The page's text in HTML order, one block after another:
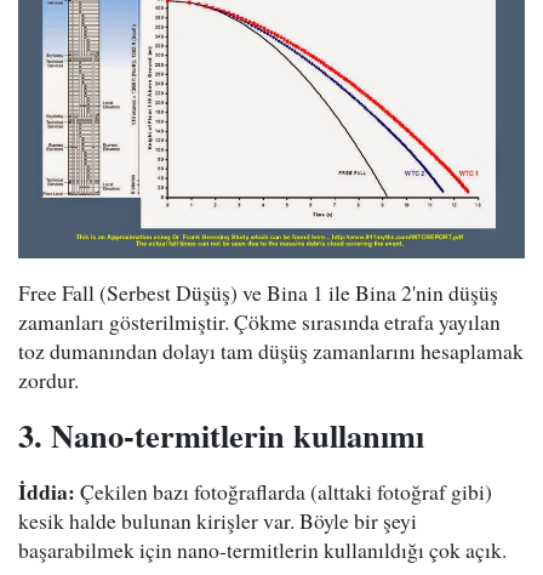
Free Fall (Serbest Düşüş) ve Bina 1 ile Bina 2'nin düşüş
zamanları gösterilmiştir. Çökme sırasında etrafa yayılan
toz dumanından dolayı tam düşüş zamanlarını hesaplamak
zordur.
3. Nano-termitlerin kullanımı
İddia: Çekilen bazı fotoğraflarda (alttaki fotoğraf gibi)
kesik halde bulunan kirişler var. Böyle bir şeyi
başarabilmek için nano-termitlerin kullanıldığı çok açık.